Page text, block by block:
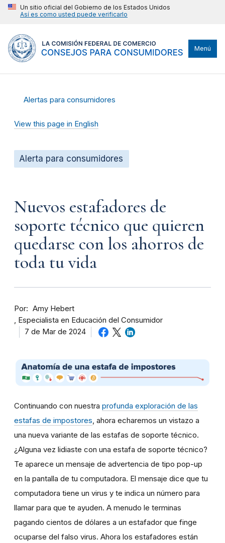
Un sitio oficial del Gobierno de los Estados Unidos
Así es como usted puede verificarlo
Menú
Alertas para consumidores
View this page in English
Alerta para consumidores
Nuevos estafadores de
soporte técnico que quieren
quedarse con los ahorros de
toda tu vida
Por
Amy Hebert
Especialista en Educación del Consumidor
7 de Mar de 2024
Continuando con nuestra profunda exploración de las
estafas de impostores, ahora echaremos un vistazo a
una nueva variante de las estafas de soporte técnico.
¿Alguna vez lidiaste con una estafa de soporte técnico?
Te aparece un mensaje de advertencia de tipo pop-up
en la pantalla de tu computadora. El mensaje dice que tu
computadora tiene un virus y te indica un número para
llamar para que te ayuden. A menudo le terminas
pagando cientos de dólares a un estafador que finge
ocuparse del falso virus. Ahora los estafadores están